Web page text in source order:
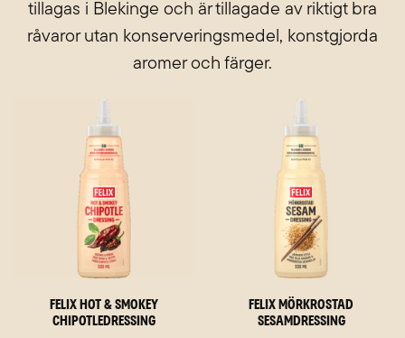
tillagas i Blekinge och är tillagade av riktigt bra
råvaror utan konserveringsmedel, konstgjorda
aromer och färger.
Felix Hot & Smokey
Chipotledressing
Felix Mörkrostad
sesamdressing